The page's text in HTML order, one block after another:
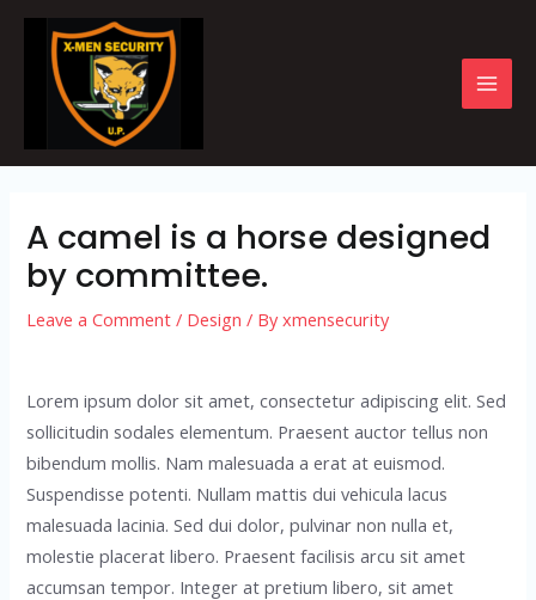
Skip
content
A camel is a horse designed
by committee.
Leave a Comment / Design / Byxmensecurity
Lorem ipsum dolor sit amet, consectetur adipiscing elit. Sed
sollicitudin sodales elementum. Praesent auctor tellus non
bibendum mollis. Nam malesuada a erat at euismod.
Suspendisse potenti. Nullam mattis dui vehicula lacus
malesuada lacinia. Sed dui dolor, pulvinar non nulla et,
molestie placerat libero. Praesent facilisis arcu sit amet
accumsan tempor. Integer at pretium libero, sit amet